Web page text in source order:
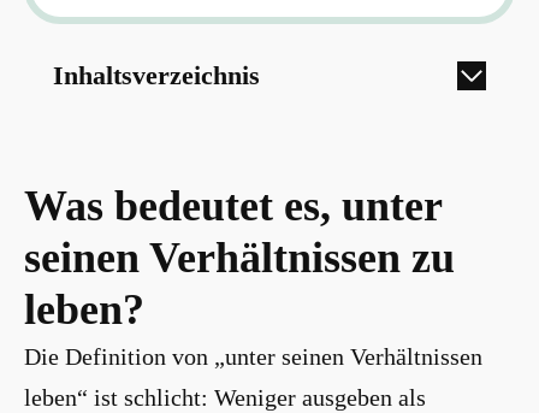
Inhaltsverzeichnis
Was bedeutet es, unter
seinen Verhältnissen zu
leben?
Die Definition von „unter seinen Verhältnissen
leben“ ist schlicht: Weniger ausgeben als